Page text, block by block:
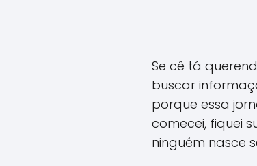
Se cê tá
buscar
porque essa
comecei, fiquei
ninguém nasce